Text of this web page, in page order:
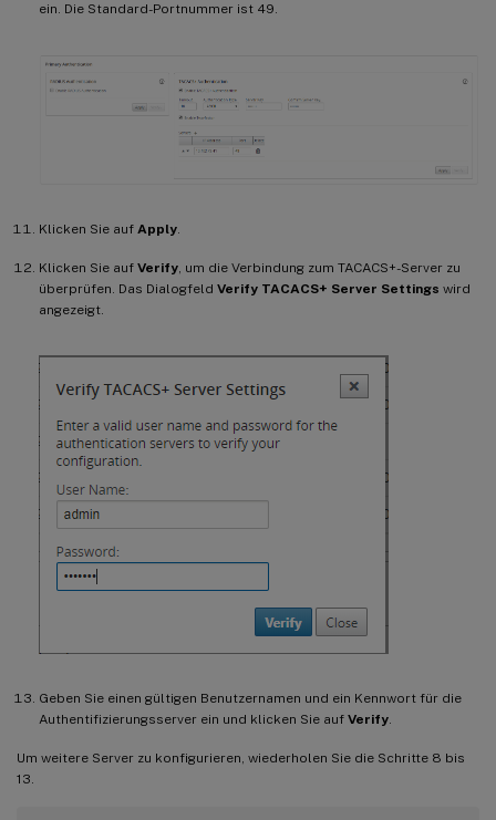
ein. Die Standard-Portnummer ist 49.
Klicken Sie auf Apply.
Klicken Sie auf Verify, um die Verbindung zum TACACS+-Server zu
überprüfen. Das Dialogfeld Verify TACACS+ Server Settings wird
angezeigt.
Geben Sie einen gültigen Benutzernamen und ein Kennwort für die
Authentifizierungsserver ein und klicken Sie auf Verify.
Um weitere Server zu konfigurieren, wiederholen Sie die Schritte 8 bis
13.